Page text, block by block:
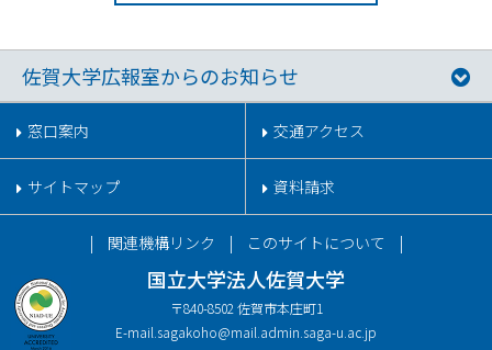
佐賀大学広報室からのお知らせ
窓口案内 交通アクセス
サイトマップ 資料請求
国立大学法人佐賀大学
〒840-8502 佐賀市本庄町1
E-mail. sagakoho@mail.admin.saga-u.ac.jp
関連機構リンク このサイトについて